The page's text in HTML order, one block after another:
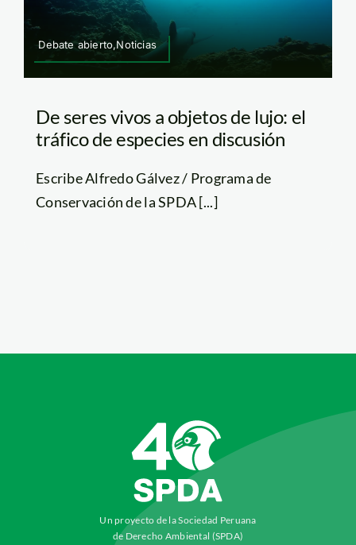
Debate abierto,Noticias
De seres vivos a objetos de lujo: el
tráfico de especies en discusión
Escribe Alfredo Gálvez / Programa de
Conservación de la SPDA [...]
Un proyecto de la Sociedad Peruana
de Derecho Ambiental (SPDA)